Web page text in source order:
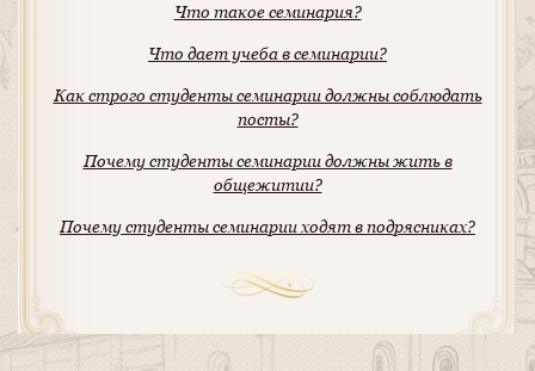
Что такое семинария?
Что дает учеба в семинарии?
Как строго студенты семинарии должны соблюдать
посты?
Почему студенты семинарии должны жить в
общежитии?
Почему студенты семинарии ходят в подрясниках?